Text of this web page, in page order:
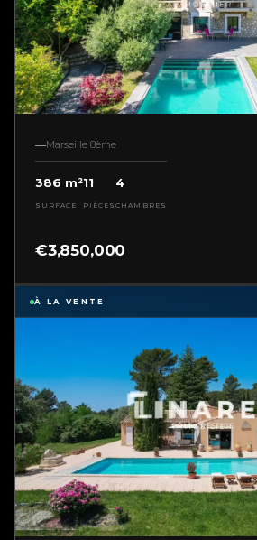
Marseille 8ème
386 m²
SURFACE
11
PIÈCES
4
CHAMBRES
€3,850,000
À LA VENTE